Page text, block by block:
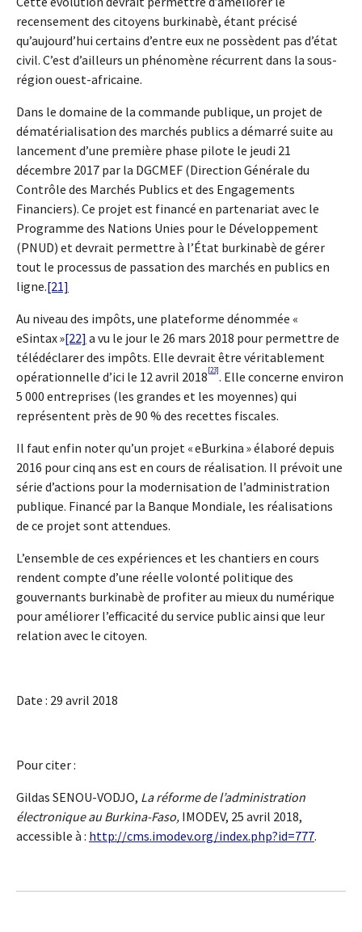
recensement des citoyens burkinabè, étant précisé
qu’aujourd’hui certains d’entre eux ne possèdent pas d’état
civil. C’est d’ailleurs un phénomène récurrent dans la sous-
région ouest-africaine.
Dans le domaine de la commande publique, un projet de
dématérialisation des marchés publics a démarré suite au
lancement d’une première phase pilote le jeudi 21
décembre 2017 par la DGCMEF (Direction Générale du
Contrôle des Marchés Publics et des Engagements
Financiers). Ce projet est financé en partenariat avec le
Programme des Nations Unies pour le Développement
(PNUD) et devrait permettre à l’État burkinabè de gérer
tout le processus de passation des marchés en publics en
ligne.[21]
Au niveau des impôts, une plateforme dénommée «
eSintax »[22] a vu le jour le 26 mars 2018 pour permettre de
télédéclarer des impôts. Elle devrait être véritablement
opérationnelle d’ici le 12 avril 2018 [23]. Elle concerne environ
5 000 entreprises (les grandes et les moyennes) qui
représentent près de 90 % des recettes fiscales.
Il faut enfin noter qu’un projet « eBurkina » élaboré depuis
2016 pour cinq ans est en cours de réalisation. Il prévoit une
série d’actions pour la modernisation de l’administration
publique. Financé par la Banque Mondiale, les réalisations
de ce projet sont attendues.
L’ensemble de ces expériences et les chantiers en cours
rendent compte d’une réelle volonté politique des
gouvernants burkinabè de profiter au mieux du numérique
pour améliorer l’efficacité du service public ainsi que leur
relation avec le citoyen.
Date : 29 avril 2018
Pour citer :
Gildas SENOU-VODJO, La réforme de l’administration
électronique au Burkina-Faso, IMODEV, 25 avril 2018,
accessible à : http://cms.imodev.org/index.php?id=777.